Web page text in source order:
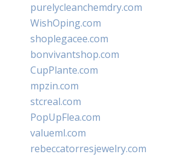
purelycleanchemdry.com
WishOping.com
shoplegacee.com
bonvivantshop.com
CupPlante.com
mpzin.com
stcreal.com
PopUpFlea.com
valueml.com
rebeccatorresjewelry.com